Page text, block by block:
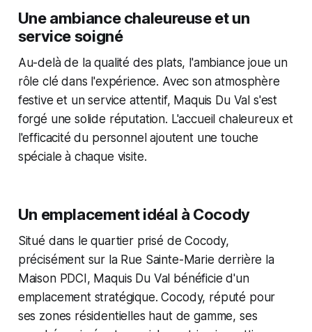
Une ambiance chaleureuse et un
service soigné
Au-delà de la qualité des plats, l'ambiance joue un
rôle clé dans l'expérience. Avec son atmosphère
festive et un service attentif, Maquis Du Val s'est
forgé une solide réputation. L'accueil chaleureux et
l'efficacité du personnel ajoutent une touche
spéciale à chaque visite.
Un emplacement idéal à Cocody
Situé dans le quartier prisé de Cocody,
précisément sur la Rue Sainte-Marie derrière la
Maison PDCI, Maquis Du Val bénéficie d'un
emplacement stratégique. Cocody, réputé pour
ses zones résidentielles haut de gamme, ses